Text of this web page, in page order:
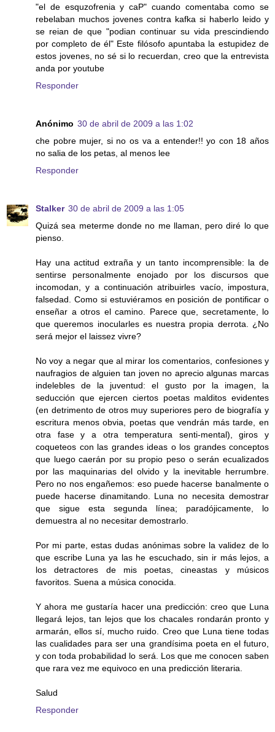
"el de esquzofrenia y caP" cuando comentaba como se
rebelaban muchos jovenes contra kafka si haberlo leido y
se reian de que "podian continuar su vida prescindiendo
por completo de él" Este filósofo apuntaba la estupidez de
estos jovenes, no sé si lo recuerdan, creo que la entrevista
anda por youtube
Responder
Anónimo 30 de abril de 2009 a las 1:02
che pobre mujer, si no os va a entender!! yo con 18 años
no salia de los petas, al menos lee
Responder
Stalker 30 de abril de 2009 a las 1:05
Quizá sea meterme donde no me llaman, pero diré lo que
pienso.
Hay una actitud extraña y un tanto incomprensible: la de
sentirse personalmente enojado por los discursos que
incomodan, y a continuación atribuirles vacío, impostura,
falsedad. Como si estuviéramos en posición de pontificar o
enseñar a otros el camino. Parece que, secretamente, lo
que queremos inocularles es nuestra propia derrota. ¿No
será mejor el laissez vivre?
No voy a negar que al mirar los comentarios, confesiones y
naufragios de alguien tan joven no aprecio algunas marcas
indelebles de la juventud: el gusto por la imagen, la
seducción que ejercen ciertos poetas malditos evidentes
(en detrimento de otros muy superiores pero de biografía y
escritura menos obvia, poetas que vendrán más tarde, en
otra fase y a otra temperatura senti-mental), giros y
coqueteos con las grandes ideas o los grandes conceptos
que luego caerán por su propio peso o serán ecualizados
por las maquinarias del olvido y la inevitable herrumbre.
Pero no nos engañemos: eso puede hacerse banalmente o
puede hacerse dinamitando. Luna no necesita demostrar
que sigue esta segunda línea; paradójicamente, lo
demuestra al no necesitar demostrarlo.
Por mi parte, estas dudas anónimas sobre la validez de lo
que escribe Luna ya las he escuchado, sin ir más lejos, a
los detractores de mis poetas, cineastas y músicos
favoritos. Suena a música conocida.
Y ahora me gustaría hacer una predicción: creo que Luna
llegará lejos, tan lejos que los chacales rondarán pronto y
armarán, ellos sí, mucho ruido. Creo que Luna tiene todas
las cualidades para ser una grandísima poeta en el futuro,
y con toda probabilidad lo será. Los que me conocen saben
que rara vez me equivoco en una predicción literaria.
Salud
Responder